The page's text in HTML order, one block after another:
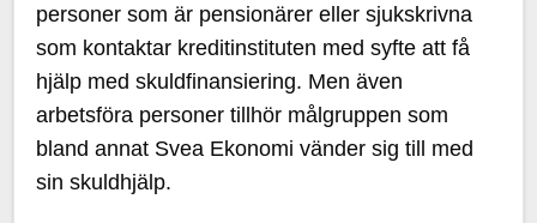
personer som är pensionärer eller sjukskrivna
som kontaktar kreditinstituten med syfte att få
hjälp med skuldfinansiering. Men även
arbetsföra personer tillhör målgruppen som
bland annat Svea Ekonomi vänder sig till med
sin skuldhjälp.